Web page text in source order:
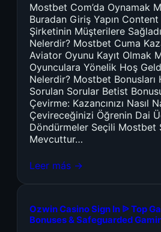
Mostbet Com’da Oynamak
Buradan Giriş Yapın
Şirketinin Müşterilere
Nelerdir? Mostbet Cuma
Aviator Oyunu Kayıt Olmak
Oyunculara Yönelik Hoş
Nelerdir? Mostbet Bonusları
Sorulan Sorular Betist
Çevirme: Kazancınızı Nasıl
Çevireceğinizi Öğrenin Dai
Döndürmeler Seçili Mostbet
Mevcuttur…
Leer más →
Ozwin Casino Sign In ᐉ Top
Bonuses & Safeguarded